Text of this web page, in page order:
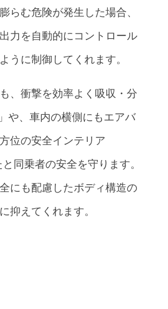
らむ危険が発生した場合、
力を自動的にコントロール
うに制御してくれます。
、衝撃を効率よく吸収・分
や、車内の横側にもエアバ
位の安全インテリア
同乗者の安全を守ります。
にも配慮したボディ構造の
抑えてくれます。